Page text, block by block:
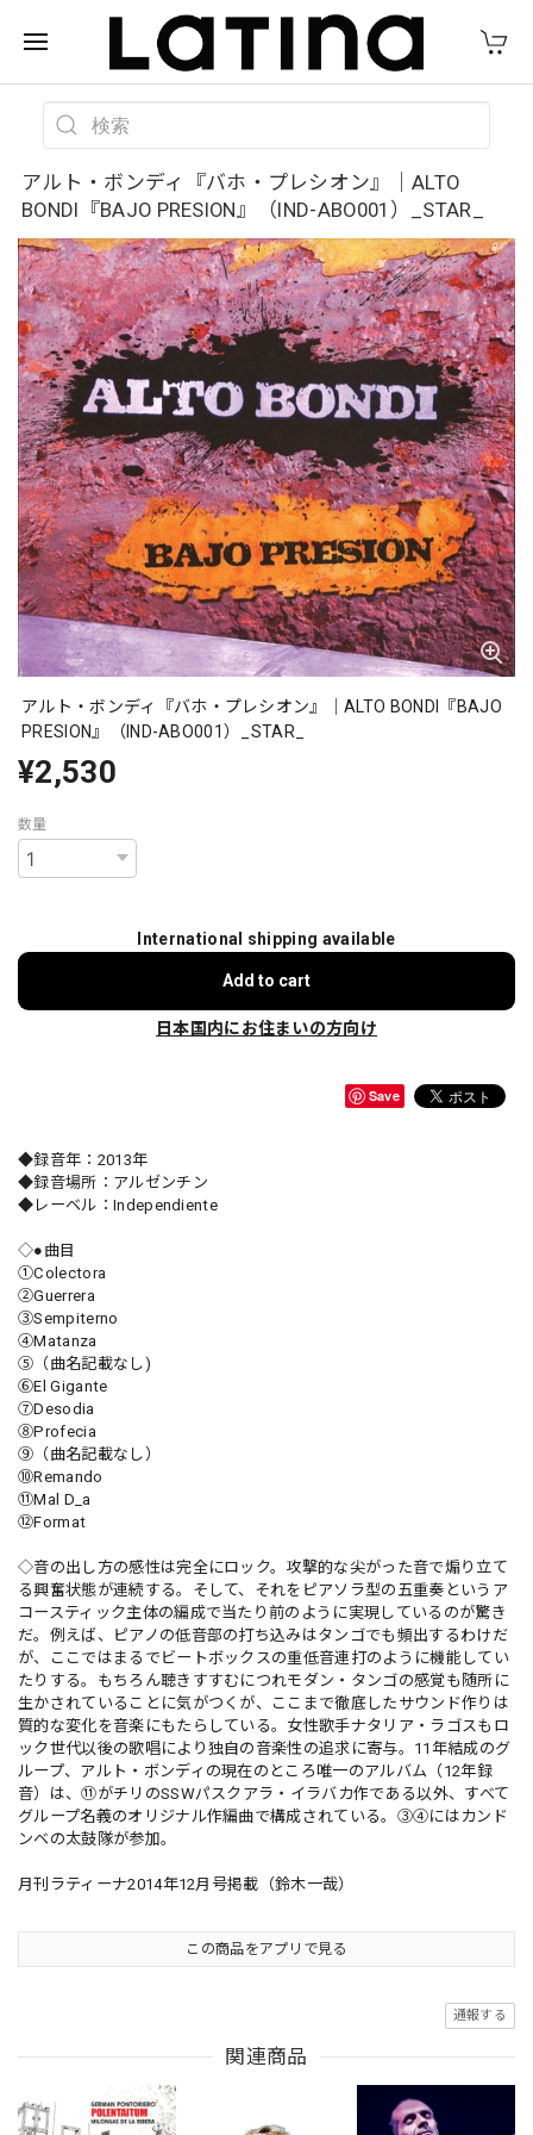
アルト・ボンディ『バホ・プレシオン』｜ALTO
BONDI『BAJO PRESION』（IND-ABO001）_STAR_
アルト・ボンディ『バホ・プレシオン』｜ALTO BONDI『BAJO
PRESION』（IND-ABO001）_STAR_
¥2,530
数量
International shipping available
Add to cart
日本国内にお住まいの方向け
Save
◆録音年：2013年
◆録音場所：アルゼンチン
◆レーベル：Independiente
◇●曲目
①Colectora
②Guerrera
③Sempiterno
④Matanza
⑤（曲名記載なし)
⑥El Gigante
⑦Desodia
⑧Profecia
⑨（曲名記載なし）
⑩Remando
⑪Mal D_a
⑫Format
◇音の出し方の感性は完全にロック。攻撃的な尖がった音で煽り立て
る興奮状態が連続する。そして、それをピアソラ型の五重奏というア
コースティック主体の編成で当たり前のように実現しているのが驚き
だ。例えば、ピアノの低音部の打ち込みはタンゴでも頻出するわけだ
が、ここではまるでビートボックスの重低音連打のように機能してい
たりする。もちろん聴きすすむにつれモダン・タンゴの感覚も随所に
生かされていることに気がつくが、ここまで徹底したサウンド作りは
質的な変化を音楽にもたらしている。女性歌手ナタリア・ラゴスもロ
ック世代以後の歌唱により独自の音楽性の追求に寄与。11年結成のグ
ループ、アルト・ボンディの現在のところ唯一のアルバム（12年録
音）は、⑪がチリのSSWパスクアラ・イラバカ作である以外、すべて
グループ名義のオリジナル作編曲で構成されている。③④にはカンド
ンベの太鼓隊が参加。
月刊ラティーナ2014年12月号掲載（鈴木一哉）
この商品をアプリで見る
通報する
関連商品